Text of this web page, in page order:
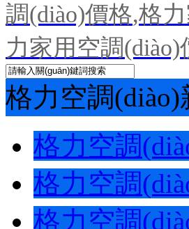
調(diào)價格,格
力家用空調(diào)
格力空調(diào)
格力空調
格力空調
格力空調